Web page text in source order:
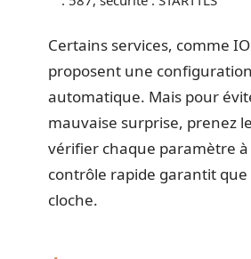
Certains services, comme
proposent une configuration
automatique. Mais pour
mauvaise surprise, prenez
vérifier chaque paramètre
contrôle rapide garantit
cloche.